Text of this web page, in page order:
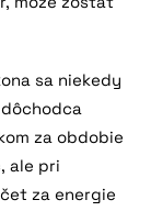
sa niekedy
za obdobie
ale pri
za energie